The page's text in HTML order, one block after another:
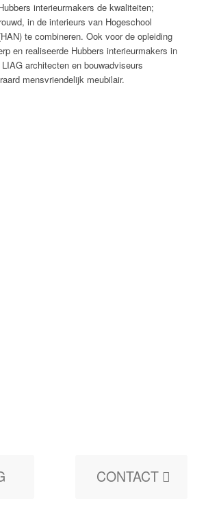
interieurmakers de kwaliteiten;
in de interieurs van Hogeschool
te combineren. Ook voor de opleiding
en realiseerde Hubbers interieurmakers in
architecten en bouwadviseurs
mensvriendelijk meubilair.
CONTACT